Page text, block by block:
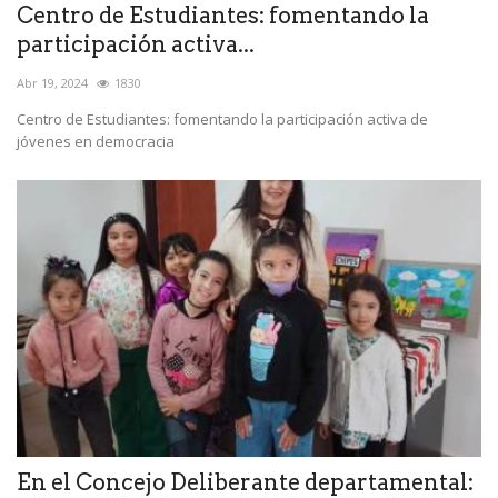
Centro de Estudiantes: fomentando la
participación activa...
Abr 19, 2024 1830
Centro de Estudiantes: fomentando la participación activa de
jóvenes en democracia
En el Concejo Deliberante departamental: